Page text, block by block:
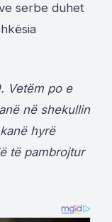
serbe duhet
Vetëm po e
në shekullin
hyrë
të pambrojtur